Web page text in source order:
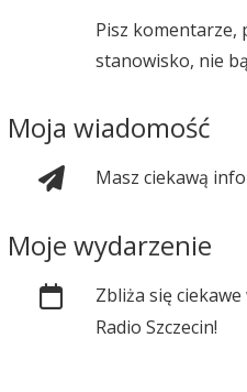
Pisz komentarze,
stanowisko, nie
Moja wiadomość
Masz ciekawą
Moje wydarzenie
Zbliża się
Radio Szczecin!